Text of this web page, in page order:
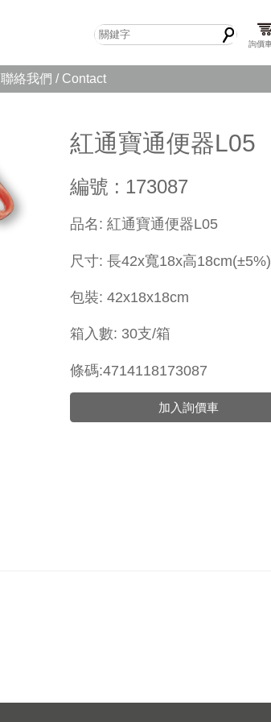
詢價車
聯絡我們 / Contact
紅通寶通便器L05
編號 : 173087
​品名: 紅通寶通便器L05
尺寸: 長42x寬18x高18cm(±5%)
包裝: 42x18x18cm
箱入數: 30支/箱
條碼:4714118173087
加入詢價車